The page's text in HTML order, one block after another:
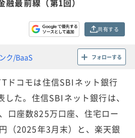
最前線（第1回）
共有する
ク/BaaS フォローする
ドコモは住信SBIネット銀行
た。住信SBIネット銀行は、
口座数825万口座、住宅ロー
（2025年3月末）と、楽天銀